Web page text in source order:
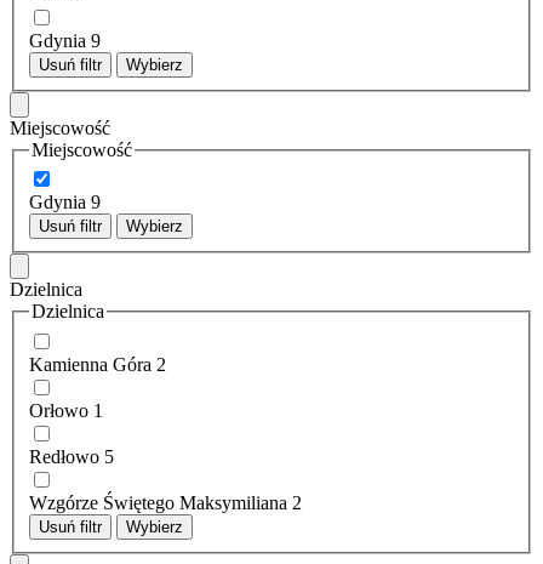
Gdynia 9
Usuń filtr Wybierz
Miejscowość
Miejscowość
Gdynia 9
Usuń filtr Wybierz
Dzielnica
Dzielnica
Kamienna Góra 2
Orłowo 1
Redłowo 5
Wzgórze Świętego Maksymiliana 2
Usuń filtr Wybierz